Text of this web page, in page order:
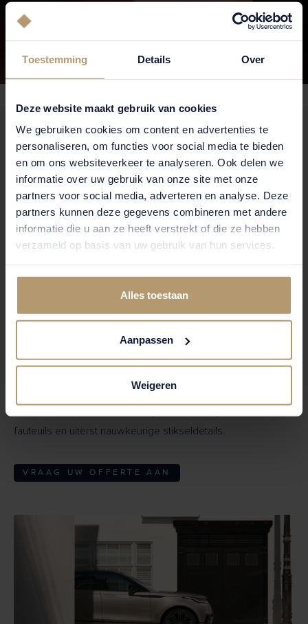
Toestemming Details Over
Deze website maakt gebruik van cookies
We gebruiken cookies om content en advertenties te
personaliseren, om functies voor social media te bieden
en om ons websiteverkeer te analyseren. Ook delen we
informatie over uw gebruik van onze site met onze
partners voor social media, adverteren en analyse. Deze
partners kunnen deze gegevens combineren met andere
informatie die u aan ze heeft verstrekt of die ze hebben
verzameld op basis van uw gebruik van hun services.
Alles toestaan
Aanpassen
Weigeren
VELAR BELGRAVIA EDITION
De wijk Belgravia vormt de perfecte mix van klassieke
Georgische architectuur en hedendaagse luxe. De
Range
Rover Velar Belgravia Editionvertaalt deze sfeer naar een
auto met een onwrikbare focus op detail en design.
De Velar staat op imposante20-inch 'Diamond Turned
Dark Agate' velgenmet een Satin Black laklaag. De
fauteuils en uiterst nauwkeurige stikseldetails.
VRAAG UW OFFERTE AAN